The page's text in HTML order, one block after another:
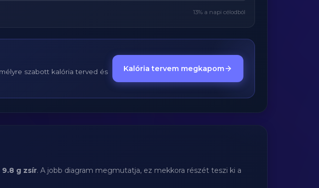
13% a napi célodból
szabott kalória terved és
Kalória tervem megkapom
9.8 g zsír. A jobb diagram megmutatja, ez mekkora részét teszi ki a